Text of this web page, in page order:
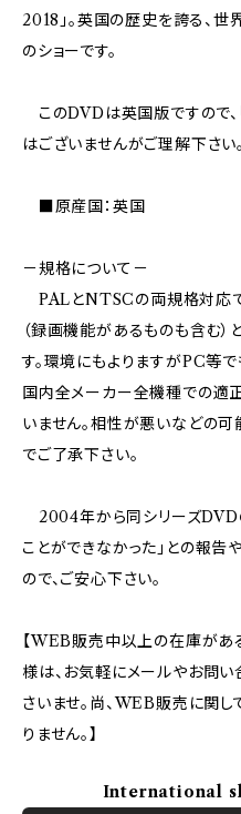
2018」。英国の歴史を誇る、
のショーです。
このDVDは英国版ですので、
はございませんがご理解下さい。
■原産国：英国
－規格について－
PALとNTSCの両規格対応
（録画機能があるものも含む
す。環境にもよりますがPC等で
国内全メーカー全機種での適
いません。相性が悪いなどの
でご了承下さい。
2004年から同シリーズDVD
ことができなかった」との報告
ので、ご安心下さい。
【WEB販売中以上の在庫があ
様は、お気軽にメールやお問
さいませ。尚、WEB販売に関
りません。】
International